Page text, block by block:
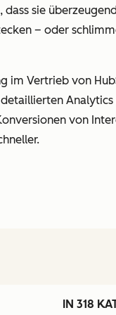
sie
– oder
im Vertrieb von
von
IN 318